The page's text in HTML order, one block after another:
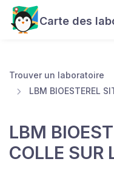
Carte des
Trouver un laboratoire
LBM BIOESTEREL
LBM
COLLE SUR